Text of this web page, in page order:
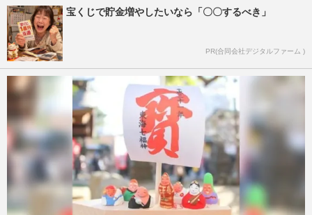
宝くじで貯金増やしたいなら「〇〇するべき」
PR(合同会社デジタルファーム )